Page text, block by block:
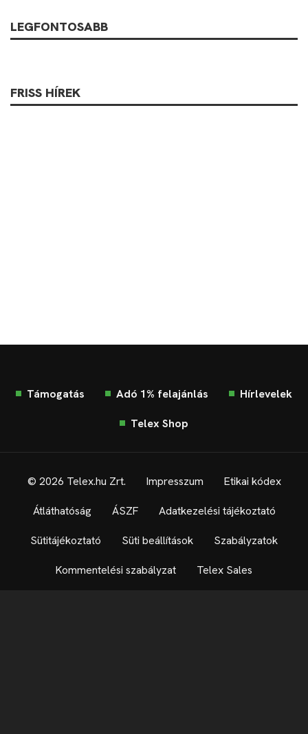
LEGFONTOSABB
FRISS HÍREK
Támogatás Adó 1% felajánlás Hírlevelek
Telex Shop
© 2026 Telex.hu Zrt. Impresszum Etikai kódex
Átláthatóság ÁSZF Adatkezelési tájékoztató
Sütitájékoztató Süti beállítások Szabályzatok
Kommentelési szabályzat Telex Sales